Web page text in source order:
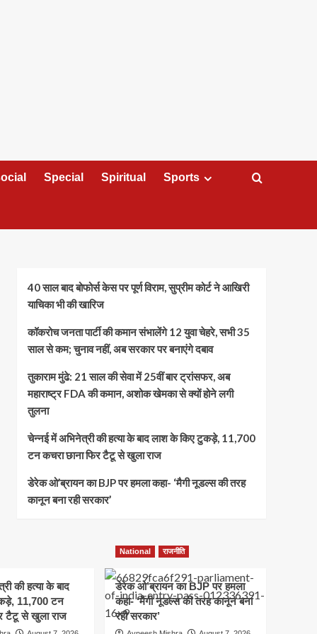
Special Spiritual Sports
40 साल बाद बोफोर्स केस पर पूर्ण विराम, सुप्रीम कोर्ट ने आखिरी
याचिका भी की खारिज
कॉकरोच जनता पार्टी की कमान संभालेंगे 12 युवा चेहरे, सभी 35
साल से कम; चुनाव नहीं, अब सरकार पर बनाएंगे दबाव
तुकाराम मुंढे: 21 साल की सेवा में 25वीं बार ट्रांसफर, अब
महाराष्ट्र FDA की कमान, अशोक खेमका से क्यों होने लगी
तुलना
चेन्नई में अभिनेत्री की हत्या के बाद लाश के किए टुकड़े, 11,700
टन कचरा छाना फिर टैटू से खुला राज
डेरेक ओ’ब्रायन का BJP पर हमला कहा- ‘मैगी नूडल्स की तरह
कानून बना रही सरकार’
की हत्या के बाद
11,700 टन
टैटू से खुला राज
National राजनीति
डेरेक ओ’ब्रायन का BJP पर हमला
कहा- ‘मैगी नूडल्स की तरह कानून बना
रही सरकार’